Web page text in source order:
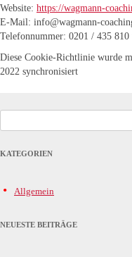
Website: https://wagmann-
E-Mail: ed.gnihcaoc-
Telefonnummer: 0201 / 435 810
Diese Cookie-Richtlinie wurde
2022 synchronisiert
KATEGORIEN
Allgemein
NEUESTE BEITRÄGE